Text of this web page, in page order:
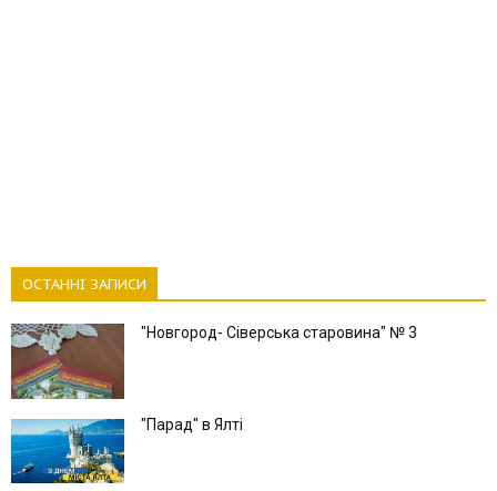
ОСТАННІ ЗАПИСИ
"Новгород- Сіверська старовина" № 3
"Парад" в Ялті